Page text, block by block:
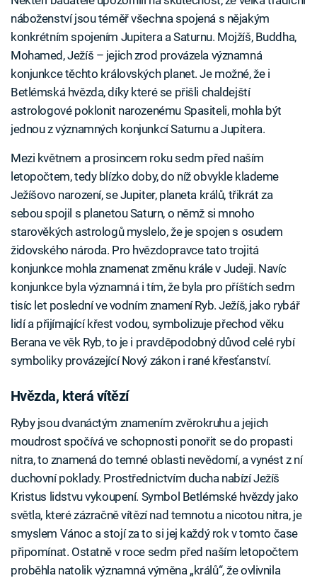
náboženství jsou téměř všechna spojená s nějakým
konkrétním spojením Jupitera a Saturnu. Mojžíš, Buddha,
Mohamed, Ježíš – jejich zrod provázela významná
konjunkce těchto královských planet. Je možné, že i
Betlémská hvězda, díky které se přišli chaldejští
astrologové poklonit narozenému Spasiteli, mohla být
jednou z významných konjunkcí Saturnu a Jupitera.
Mezi květnem a prosincem roku sedm před naším
letopočtem, tedy blízko doby, do níž obvykle klademe
Ježíšovo narození, se Jupiter, planeta králů, třikrát za
sebou spojil s planetou Saturn, o němž si mnoho
starověkých astrologů myslelo, že je spojen s osudem
židovského národa. Pro hvězdopravce tato trojitá
konjunkce mohla znamenat změnu krále v Judeji. Navíc
konjunkce byla významná i tím, že byla pro příštích sedm
tisíc let poslední ve vodním znamení Ryb. Ježíš, jako rybář
lidí a přijímající křest vodou, symbolizuje přechod věku
Berana ve věk Ryb, to je i pravděpodobný důvod celé rybí
symboliky provázející Nový zákon i rané křesťanství.
Hvězda, která vítězí
Ryby jsou dvanáctým znamením zvěrokruhu a jejich
moudrost spočívá ve schopnosti ponořit se do propasti
nitra, to znamená do temné oblasti nevědomí, a vynést z ní
duchovní poklady. Prostřednictvím ducha nabízí Ježíš
Kristus lidstvu vykoupení. Symbol Betlémské hvězdy jako
světla, které zázračně vítězí nad temnotu a nicotou nitra, je
smyslem Vánoc a stojí za to si jej každý rok v tomto čase
připomínat. Ostatně v roce sedm před naším letopočtem
proběhla natolik významná výměna „králů“, že ovlivnila